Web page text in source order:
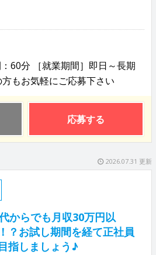
60分 ［就業期間］即日～長期
もお気軽にご応募下さい
応募する
2026.07.31 更新
からでも月収30万円以
？お試し期間を経て正社員
指しましょう♪